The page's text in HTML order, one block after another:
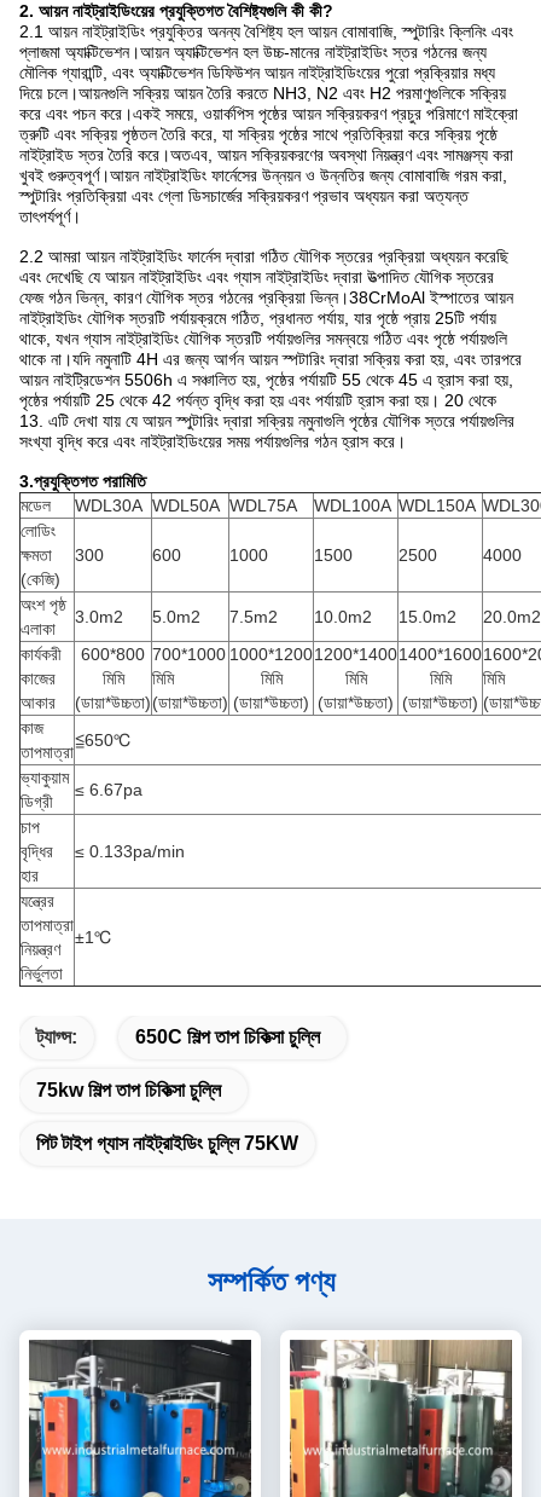
2. আয়ন নাইট্রাইডিংয়ের প্রযুক্তিগত বৈশিষ্ট্যগুলি কী কী?
2.1 আয়ন নাইট্রাইডিং প্রযুক্তির অনন্য বৈশিষ্ট্য হল আয়ন বোমাবাজি, স্পুটারিং ক্লিনিং এবং
প্লাজমা অ্যাক্টিভেশন।আয়ন অ্যাক্টিভেশন হল উচ্চ-মানের নাইট্রাইডিং স্তর গঠনের জন্য
মৌলিক গ্যারান্টি, এবং অ্যাক্টিভেশন ডিফিউশন আয়ন নাইট্রাইডিংয়ের পুরো প্রক্রিয়ার মধ্য
দিয়ে চলে।আয়নগুলি সক্রিয় আয়ন তৈরি করতে NH3, N2 এবং H2 পরমাণুগুলিকে সক্রিয়
করে এবং পচন করে।একই সময়ে, ওয়ার্কপিস পৃষ্ঠের আয়ন সক্রিয়করণ প্রচুর পরিমাণে মাইক্রো
ত্রুটি এবং সক্রিয় পৃষ্ঠতল তৈরি করে, যা সক্রিয় পৃষ্ঠের সাথে প্রতিক্রিয়া করে সক্রিয় পৃষ্ঠে
নাইট্রাইড স্তর তৈরি করে।অতএব, আয়ন সক্রিয়করণের অবস্থা নিয়ন্ত্রণ এবং সামঞ্জস্য করা
খুবই গুরুত্বপূর্ণ।আয়ন নাইট্রাইডিং ফার্নেসের উন্নয়ন ও উন্নতির জন্য বোমাবাজি গরম করা,
স্পুটারিং প্রতিক্রিয়া এবং গ্লো ডিসচার্জের সক্রিয়করণ প্রভাব অধ্যয়ন করা অত্যন্ত
তাৎপর্যপূর্ণ।
2.2 আমরা আয়ন নাইট্রাইডিং ফার্নেস দ্বারা গঠিত যৌগিক স্তরের প্রক্রিয়া অধ্যয়ন করেছি
এবং দেখেছি যে আয়ন নাইট্রাইডিং এবং গ্যাস নাইট্রাইডিং দ্বারা উত্পাদিত যৌগিক স্তরের
ফেজ গঠন ভিন্ন, কারণ যৌগিক স্তর গঠনের প্রক্রিয়া ভিন্ন।38CrMoAl ইস্পাতের আয়ন
নাইট্রাইডিং যৌগিক স্তরটি পর্যায়ক্রমে গঠিত, প্রধানত পর্যায়, যার পৃষ্ঠে প্রায় 25টি পর্যায়
থাকে, যখন গ্যাস নাইট্রাইডিং যৌগিক স্তরটি পর্যায়গুলির সমন্বয়ে গঠিত এবং পৃষ্ঠে পর্যায়গুলি
থাকে না।যদি নমুনাটি 4H এর জন্য আর্গন আয়ন স্পটারিং দ্বারা সক্রিয় করা হয়, এবং তারপরে
আয়ন নাইট্রিডেশন 5506h এ সঞ্চালিত হয়, পৃষ্ঠের পর্যায়টি 55 থেকে 45 এ হ্রাস করা হয়,
পৃষ্ঠের পর্যায়টি 25 থেকে 42 পর্যন্ত বৃদ্ধি করা হয় এবং পর্যায়টি হ্রাস করা হয়। 20 থেকে
13. এটি দেখা যায় যে আয়ন স্পুটারিং দ্বারা সক্রিয় নমুনাগুলি পৃষ্ঠের যৌগিক স্তরে পর্যায়গুলির
সংখ্যা বৃদ্ধি করে এবং নাইট্রাইডিংয়ের সময় পর্যায়গুলির গঠন হ্রাস করে।
3.প্রযুক্তিগত পরামিতি
মডেল
WDL30A WDL50A WDL75A WDL100A WDL150A
লোডিং
ক্ষমতা
(কেজি)
300 600 1000 1500 2500 4000
অংশ পৃষ্ঠ
এলাকা
3.0m2 5.0m2 7.5m2 10.0m2 15.0m2
20.0m2
কার্যকরী
কাজের
আকার
600*800
মিমি
(ডায়া*উচ্চতা)
700*1000
মিমি
(ডায়া*উচ্চতা)
1000*1200
মিমি
(ডায়া*উচ্চতা)
1200*1400
মিমি
(ডায়া*উচ্চতা)
1400*1600
মিমি
(ডায়া*উচ্চতা)
মিমি
কাজ
তাপমাত্রা
≦650℃
ভ্যাকুয়াম
ডিগ্রী
≤ 6.67pa
চাপ
বৃদ্ধির
হার
≤ 0.133pa/min
যন্ত্রের
তাপমাত্রা
নিয়ন্ত্রণ
নির্ভুলতা
±1℃
ট্যাগ্স: 650C শিল্প তাপ চিকিত্সা চুল্লি
75kw শিল্প তাপ চিকিত্সা চুল্লি
পিট টাইপ গ্যাস নাইট্রাইডিং চুল্লি 75KW
সম্পর্কিত পণ্য